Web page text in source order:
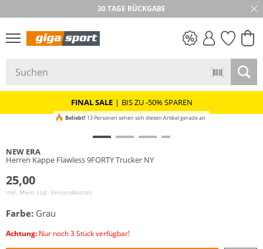
30 TAGE RÜCKGABE
FINAL SALE | BIS ZU -50% SPAREN
Beliebt! 13 Personen sehen sich diesen Artikel gerade an
NEW ERA
Herren Kappe Flawless 9FORTY Trucker NY
25,00
inkl. Mwst zzgl. Versandkosten
Farbe: Grau
Achtung: Nur noch 3 Stück verfügbar!